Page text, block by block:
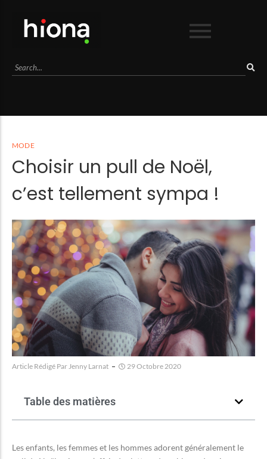
Business
Sport
Voyage
MODE
Choisir un pull de Noël,
c’est tellement sympa !
Article Rédigé ParJenny Larnat 29 Octobre 2020
Table des matières
Les enfants, les femmes et les hommes adorent généralement le